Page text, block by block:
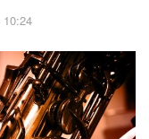
10:24